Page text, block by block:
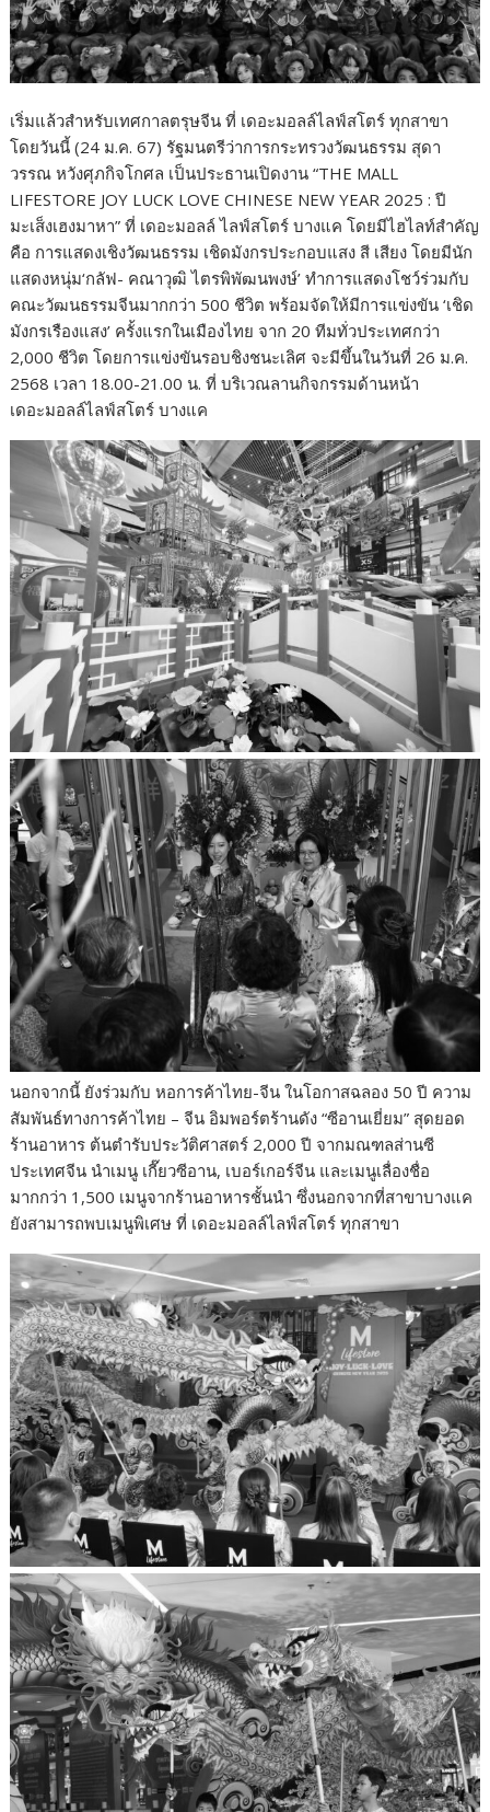
เริ่มแล้วสำหรับเทศกาลตรุษจีน ที่ เดอะมอลล์ไลฟ์สโตร์ ทุกสาขา
โดยวันนี้ (24 ม.ค. 67) รัฐมนตรีว่าการกระทรวงวัฒนธรรม สุดา
วรรณ หวังศุภกิจโกศล เป็นประธานเปิดงาน “THE MALL
LIFESTORE JOY LUCK LOVE CHINESE NEW YEAR 2025 : ปี
มะเส็งเฮงมาหา” ที่ เดอะมอลล์ ไลฟ์สโตร์ บางแค โดยมีไฮไลท์สำคัญ
คือ การแสดงเชิงวัฒนธรรม เชิดมังกรประกอบแสง สี เสียง โดยมีนัก
แสดงหนุ่ม‘กลัฟ- คณาวุฒิ ไตรพิพัฒนพงษ์’ ทำการแสดงโชว์ร่วมกับ
คณะวัฒนธรรมจีนมากกว่า 500 ชีวิต พร้อมจัดให้มีการแข่งขัน ‘เชิด
มังกรเรืองแสง’ ครั้งแรกในเมืองไทย จาก 20 ทีมทั่วประเทศกว่า
2,000 ชีวิต โดยการแข่งขันรอบชิงชนะเลิศ จะมีขึ้นในวันที่ 26 ม.ค.
2568 เวลา 18.00-21.00 น. ที่ บริเวณลานกิจกรรมด้านหน้า
เดอะมอลล์ไลฟ์สโตร์ บางแค
นอกจากนี้ ยังร่วมกับ หอการค้าไทย-จีน ในโอกาสฉลอง 50 ปี ความ
สัมพันธ์ทางการค้าไทย – จีน อิมพอร์ตร้านดัง “ซีอานเยี่ยม” สุดยอด
ร้านอาหาร ต้นตำรับประวัติศาสตร์ 2,000 ปี จากมณฑลส่านซี
ประเทศจีน นำเมนู เกี๊ยวซีอาน, เบอร์เกอร์จีน และเมนูเลื่องชื่อ
มากกว่า 1,500 เมนูจากร้านอาหารชั้นนำ ซึ่งนอกจากที่สาขาบางแค
ยังสามารถพบเมนูพิเศษ ที่ เดอะมอลล์ไลฟ์สโตร์ ทุกสาขา